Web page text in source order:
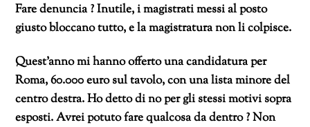
Fare denuncia ? Inutile, i magistrati messi al posto
giusto bloccano tutto, e la magistratura non li colpisce.
Quest’anno mi hanno offerto una candidatura per
Roma, 60.000 euro sul tavolo, con una lista minore del
centro destra. Ho detto di no per gli stessi motivi sopra
esposti. Avrei potuto fare qualcosa da dentro ? Non